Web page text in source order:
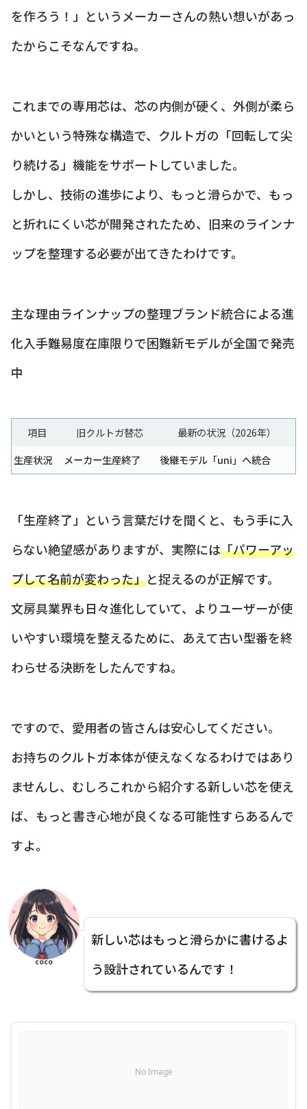
を作ろう！」というメーカーさんの熱い想いがあっ
たからこそなんですね。
これまでの専用芯は、芯の内側が硬く、外側が柔ら
かいという特殊な構造で、クルトガの「回転して尖
り続ける」機能をサポートしていました。
しかし、技術の進歩により、もっと滑らかで、もっ
と折れにくい芯が開発されたため、旧来のラインナ
ップを整理する必要が出てきたわけです。
主な理由ラインナップの整理ブランド統合による進
化入手難易度在庫限りで困難新モデルが全国で発売
中
項目 旧クルトガ替芯
最新の状況（2026年）
生産状況
メーカー生産終了 後継モデル「uni」へ統合
「生産終了」という言葉だけを聞くと、もう手に入
らない絶望感がありますが、実際には「パワーアッ
プして名前が変わった」と捉えるのが正解です。
文房具業界も日々進化していて、よりユーザーが使
いやすい環境を整えるために、あえて古い型番を終
わらせる決断をしたんですね。
ですので、愛用者の皆さんは安心してください。
お持ちのクルトガ本体が使えなくなるわけではあり
ませんし、むしろこれから紹介する新しい芯を使え
ば、もっと書き心地が良くなる可能性すらあるんで
すよ。
coco
新しい芯はもっと滑らかに書けるよ
う設計されているんです！
No Image